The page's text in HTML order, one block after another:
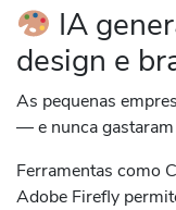
IA
design e
As pequenas
— e nunca
Ferramentas como
Adobe Firefly